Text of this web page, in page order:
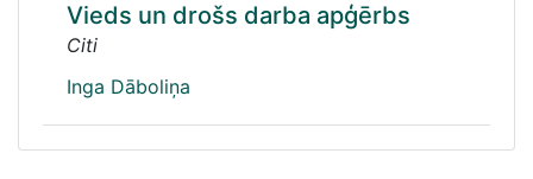
Vieds un drošs darba apģērbs
Citi
Inga Dāboliņa